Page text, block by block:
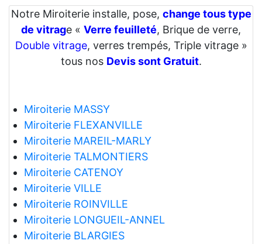
Notre Miroiterie installe, pose, change tous type
de vitrage « Verre feuilleté, Brique de verre,
Double vitrage, verres trempés, Triple vitrage »
tous nos Devis sont Gratuit.
Miroiterie MASSY
Miroiterie FLEXANVILLE
Miroiterie MAREIL-MARLY
Miroiterie TALMONTIERS
Miroiterie CATENOY
Miroiterie VILLE
Miroiterie ROINVILLE
Miroiterie LONGUEIL-ANNEL
Miroiterie BLARGIES